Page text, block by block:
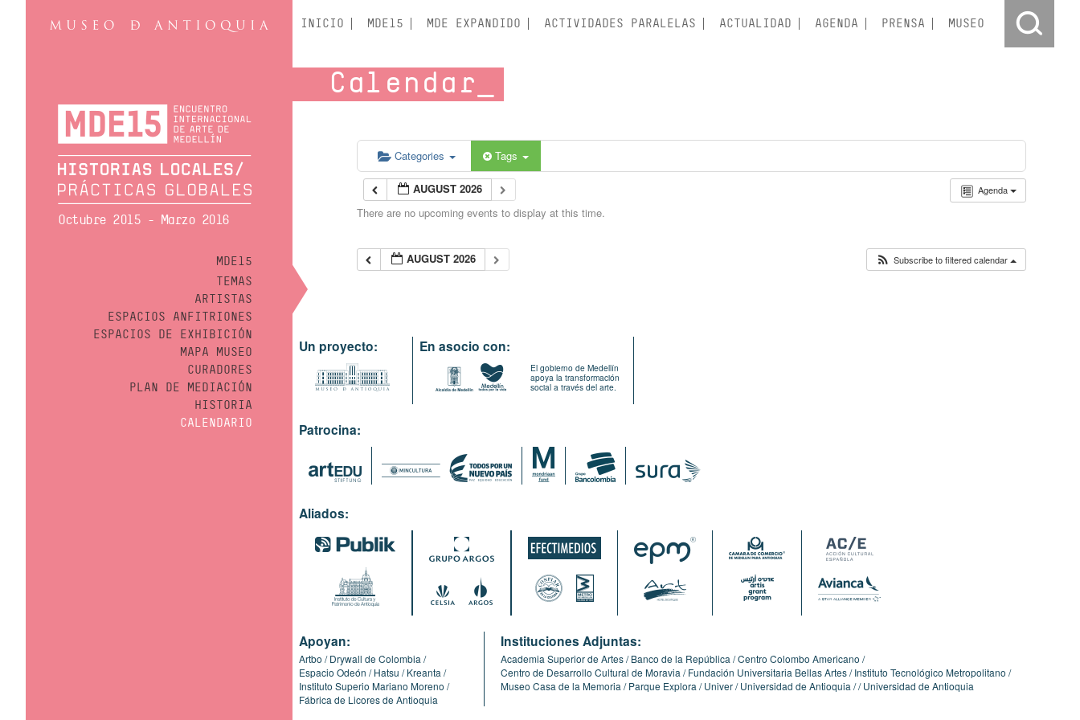
Octubre 2015 - Marzo 2016
MDE15
TEMAS
ARTISTAS
ESPACIOS ANFITRIONES
ESPACIOS DE EXHIBICIÓN
MAPA MUSEO
CURADORES
PLAN DE MEDIACIÓN
HISTORIA
CALENDARIO
INICIO MDE15 MDE EXPANDIDO ACTIVIDADES PARALELAS ACTUALIDAD AGENDA PRENSA MUSEO
Calendar
Categories Tags
Agenda
AUGUST 2026
There are no upcoming events to display at this time.
AUGUST 2026 Subscribe to filtered calendar
Un proyecto: En asocio con:
El gobierno de Medellín
apoya la transformación
social a través del arte.
Patrocina:
Aliados:
Apoyan:
Artbo
Drywall de Colombia
Espacio Odeón
Hatsu
Kreanta
Instituto Superio Mariano Moreno
Fábrica de Licores de Antioquia
Instituciones Adjuntas:
Academia Superior de Artes Banco de la República Centro Colombo Americano
Centro de Desarrollo Cultural de Moravia
Fundación Universitaria Bellas Artes Instituto Tecnológico Metropolitano
Museo Casa de la Memoria
Parque Explora Univer Universidad de Antioquia Universidad de Antioquia